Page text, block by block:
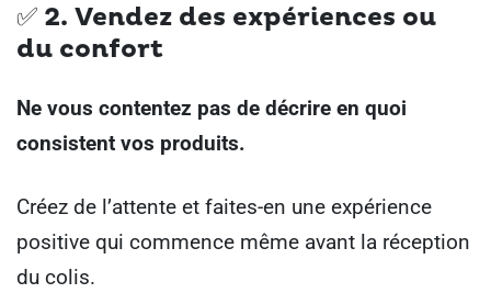
✅ 2. Vendez des expériences ou
du confort
Ne vous contentez pas de décrire en quoi
consistent vos produits.
Créez de l’attente et faites-en une expérience
positive qui commence même avant la réception
du colis.